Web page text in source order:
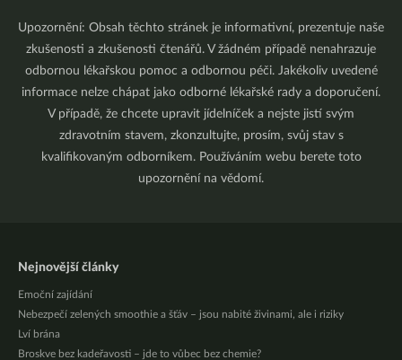
Upozornění: Obsah těchto stránek je informativní, prezentuje naše
zkušenosti a zkušenosti čtenářů. V žádném případě nenahrazuje
odbornou lékařskou pomoc a odbornou péči. Jakékoliv uvedené
informace nelze chápat jako odborné lékařské rady a doporučení.
V případě, že chcete upravit jídelníček a nejste jistí svým
zdravotním stavem, zkonzultujte, prosím, svůj stav s
kvalifikovaným odborníkem. Používáním webu berete toto
upozornění na vědomí.
Nejnovější články
Emoční zajídání
Nebezpečí zelených smoothie a šťáv – jsou nabité živinami, ale i riziky
Lví brána
Broskve bez kadeřavosti – jde to vůbec bez chemie?